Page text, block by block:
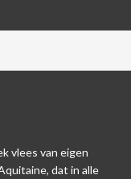
vlees van eigen
dat in alle